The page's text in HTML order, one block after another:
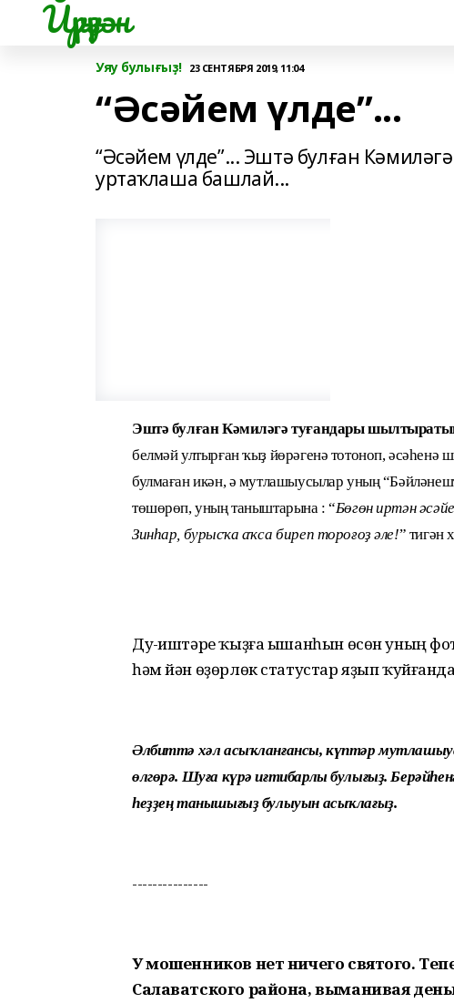
Йүрүҙән
Уяу булығыҙ! 23 СЕНТЯБРЯ 2019, 11:04
“Әсәйем үлде”...
“Әсәйем үлде”... Эштә булған
уртаҡлаша башлай...
Эштә булған Кәмиләгә туғандары
белмәй ултырған ҡыҙ йөрәгенә тотоноп, әсәһенә
булмаған икән, ә мутлашыусылар уның
төшөрөп, уның таныштарына : “Бөгөн иртән
Зинһар, бурысҡа аҡса биреп тороғоҙ әле!” тигән
Дуҫ-иштәре ҡыҙға ышанһын өсөн уның
һәм йән өҙөрлөк статустар яҙып
Әлбиттә хәл асыҡланғансы, күптәр
өлгөрә. Шуға күрә иғтибарлы булығыҙ.
һеҙҙең танышығыҙ булыуын асыҡлағыҙ.
---------------
У мошенников нет ничего святого.
Салаватского района, выманивая